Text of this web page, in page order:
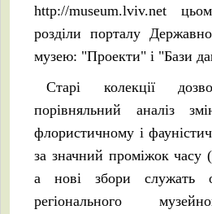
http://museum.lviv.net
розділи порталу
музею: "Проекти" і "Бази
Старі колекції
порівняльний аналіз
флористичному і
за значний проміжок часу
а нові збори служать
регіонального